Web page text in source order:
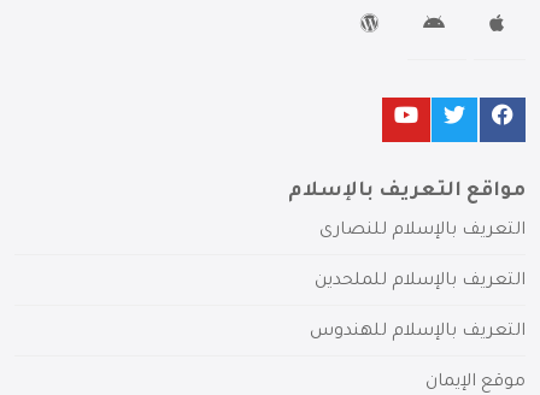
مواقع التعريف بالإسلام
التعريف بالإسلام للنصارى
التعريف بالإسلام للملحدين
التعريف بالإسلام للهندوس
موقع الإيمان